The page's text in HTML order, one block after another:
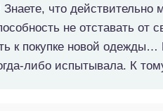
Знаете, что
не отставать от
к покупке новой
либо испытывала. К